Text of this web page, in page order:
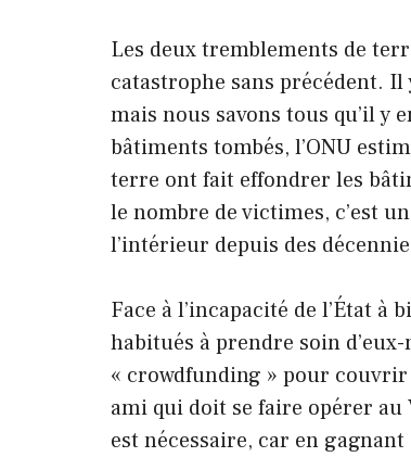
Les deux tremblements de
catastrophe sans précédent.
mais nous savons tous qu’il y
bâtiments tombés, l’ONU
terre ont fait effondrer les
le nombre de victimes, c’est
l’intérieur depuis des
Face à l’incapacité de l’État à
habitués à prendre soin
« crowdfunding » pour couvrir
ami qui doit se faire opérer au
est nécessaire, car en